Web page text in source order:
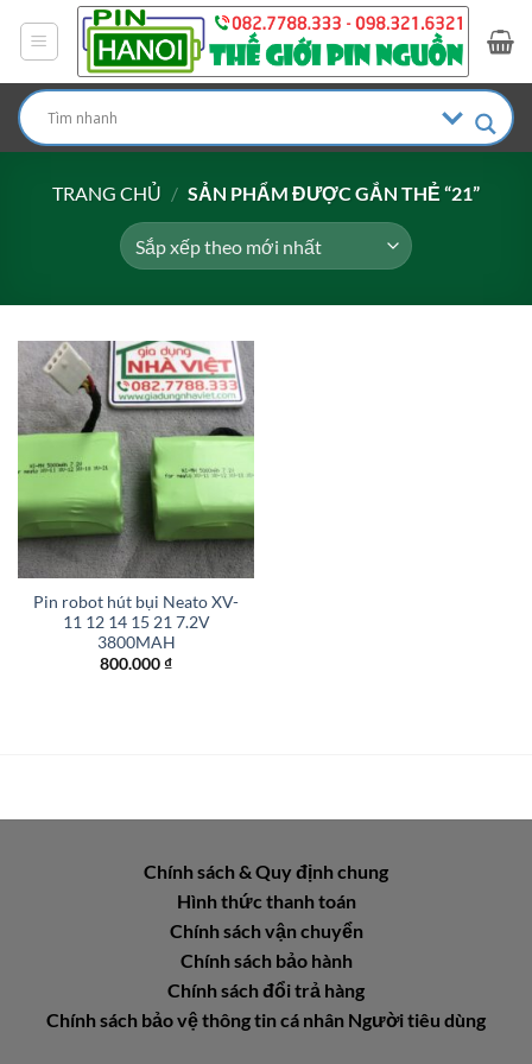
dung
TRANG CHỦ / SẢN PHẨM ĐƯỢC GẮN THẺ “21”
Pin robot hút bụi Neato XV-
11 12 14 15 21 7.2V
3800MAH
800.000₫
Chính sách & Quy định chung
Hình thức thanh toán
Chính sách vận chuyển
Chính sách bảo hành
Chính sách đổi trả hàng
Chính sách bảo vệ thông tin cá nhân Người tiêu dùng